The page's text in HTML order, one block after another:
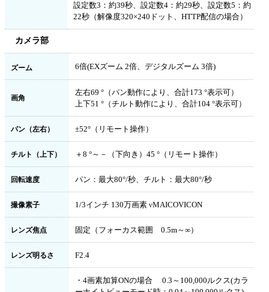
設定数3：約39秒、設定数4：約29秒、設定数5：約
22秒（解像度320×240ドット、HTTP配信の場合）
カメラ部
ズーム 6倍(EXズーム 2倍、デジタルズーム 3倍)
画角
左右69 °（パン動作により、合計173 °表示可）
上下51 °（チルト動作により、合計104 °表示可）
パン（左右） ±52°（リモート操作）
チルト（上下） ＋8 °～－（下向き）45 °（リモート操作）
回転速度 パン：最大80°/秒、チルト：最大80°/秒
撮像素子 1/3インチ 130万画素 νMAICOVICON
レンズ焦点 固定（フォーカス範囲 0.5m～∞）
レンズ明るさ F2.4
・4画素加算ONの場合 0.3～100,000ルクス(カラ